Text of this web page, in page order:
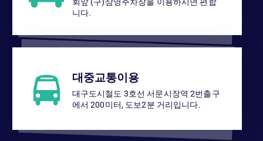
니다.
대중교통이용
대구도시철도 3호선 서문시장역 2번출구
에서 200미터, 도보2분 거리입니다.